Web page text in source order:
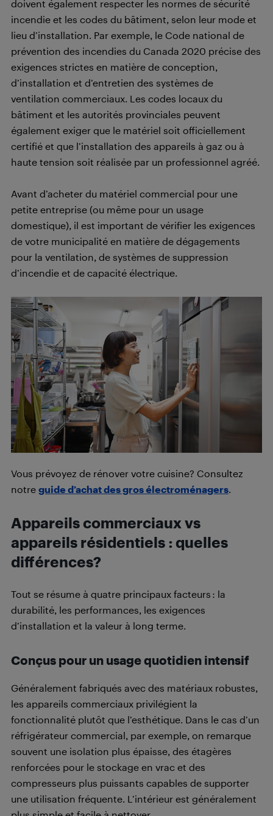
doivent également respecter les normes de sécurité
incendie et les codes du bâtiment, selon leur mode et
lieu d’installation. Par exemple, le Code national de
prévention des incendies du Canada 2020 précise des
exigences strictes en matière de conception,
d’installation et d’entretien des systèmes de
ventilation commerciaux. Les codes locaux du
bâtiment et les autorités provinciales peuvent
également exiger que le matériel soit officiellement
certifié et que l’installation des appareils à gaz ou à
haute tension soit réalisée par un professionnel agréé.
Avant d’acheter du matériel commercial pour une
petite entreprise (ou même pour un usage
domestique), il est important de vérifier les exigences
de votre municipalité en matière de dégagements
pour la ventilation, de systèmes de suppression
d’incendie et de capacité électrique.
Vous prévoyez de rénover votre cuisine? Consultez
notre guide d’achat des gros électroménagers.
Appareils commerciaux vs
appareils résidentiels : quelles
différences?
Tout se résume à quatre principaux facteurs : la
durabilité, les performances, les exigences
d’installation et la valeur à long terme.
Conçus pour un usage quotidien intensif
Généralement fabriqués avec des matériaux robustes,
les appareils commerciaux privilégient la
fonctionnalité plutôt que l’esthétique. Dans le cas d’un
réfrigérateur commercial, par exemple, on remarque
souvent une isolation plus épaisse, des étagères
renforcées pour le stockage en vrac et des
compresseurs plus puissants capables de supporter
une utilisation fréquente. L’intérieur est généralement